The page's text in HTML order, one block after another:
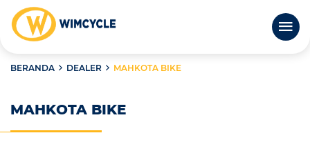
BERANDA DEALER MAHKOTA BIKE
MAHKOTA BIKE